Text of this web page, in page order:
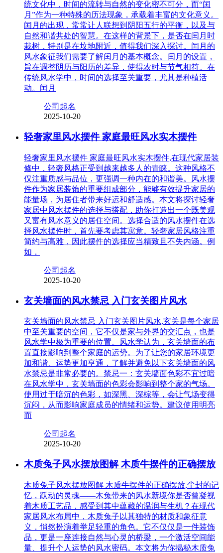
统文化中，时间的流转与自然的变化密不可分，而“闰
月”作为一种特殊的历法现象，承载着丰富的文化意义。
闰月的出现，常常让人联想到阴阳五行的平衡，以及与
自然和谐共处的智慧。在这样的背景下，是否在闰月时
栽树，特别是在坟地附近，值得我们深入探讨。闰月的
风水象征我们需要了解闰月的基本概念。闰月的设置，
旨在调整阴历与阳历的差异，使得农时与节气相符。在
传统风水学中，时间的选择至关重要，尤其是种植活
动。闰月
公司起名
2025-10-20
轻奢家里风水摆件 家庭最旺风水实木摆件
轻奢家里风水摆件 家庭最旺风水实木摆件,在现代家居装
修中，轻奢风格正受到越来越多人的青睐。这种风格不
仅注重质感与品位，更强调一种内在的和谐美。风水摆
件作为家居装饰的重要组成部分，能够有效提升家居的
能量场，为居住者带来好运和舒适感。本文将探讨轻奢
家居中风水摆件的选择与搭配，助你打造出一个既美观
又富有风水意义的居住空间。选择合适的风水摆件在选
择风水摆件时，首先要考虑其寓意。轻奢家居风格注重
简约与高雅，因此摆件的选择应当精致且不失内涵。例
如，
公司起名
2025-10-20
玄关墙面的风水禁忌 入门玄关图片风水
玄关墙面的风水禁忌 入门玄关图片风水,玄关是每个家居
中至关重要的空间，它不仅是家与外界的交汇点，也是
风水学中极为重要的位置。风水学认为，玄关墙面的布
置直接影响到整个家庭的运势。为了让您的家居环境更
加和谐、运势更加亨通，了解并避免以下玄关墙面的风
水禁忌是非常必要的。禁忌一：玄关墙面色彩不宜过暗
在风水学中，玄关墙面的色彩会影响到整个家的气场。
使用过于暗沉的色彩，如深黑、深棕等，会让气场变得
沉闷，从而影响家庭成员的情绪和运势。建议使用明亮
而
公司起名
2025-10-20
木质兔子风水摆放图解 木质牛摆件的正确摆放
木质兔子风水摆放图解 木质牛摆件的正确摆放,尘封的记
忆，跃动的灵魂——木兔带来的风水新境你是否曾凝视
着木质工艺品，感受到其中蕴藏的温润与生机？在现代
家居风水布局中，木质兔子以其独特的材质和象征意
义，悄然扮演着举足轻重的角色。它不仅仅是一件装饰
品，更是一座连接自然与心灵的桥梁，一个激活空间能
量、提升个人运势的风水密码。本文将为你揭秘木质兔